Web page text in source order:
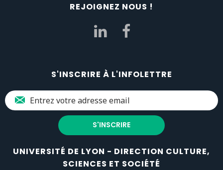
REJOIGNEZ NOUS !
S'INSCRIRE À L'INFOLETTRE
UNIVERSITÉ DE LYON - DIRECTION CULTURE,
SCIENCES ET SOCIÉTÉ